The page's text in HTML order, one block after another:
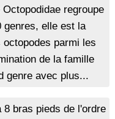
regroupe
genres, elle est la
parmi les
de la famille
genre avec plus...
bras pieds de l'ordre